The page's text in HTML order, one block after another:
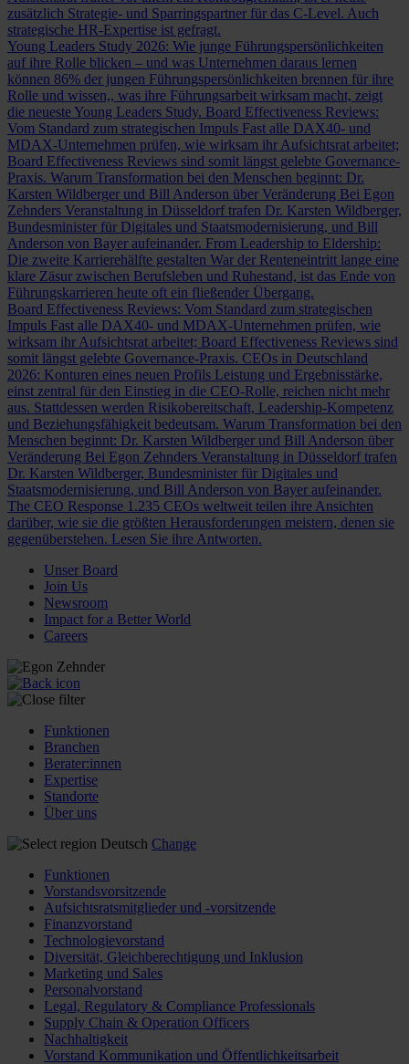
zusätzlich Strategie- und Sparringspartner für das C-Level. Auch
strategische HR-Expertise ist gefragt.
Young Leaders Study 2026: Wie junge Führungspersönlichkeiten
auf ihre Rolle blicken – und was Unternehmen daraus lernen
können 86% der jungen Führungspersönlichkeiten brennen für ihre
Rolle und wissen,, was ihre Führungsarbeit wirksam macht, zeigt
die neueste Young Leaders Study. Board Effectiveness Reviews:
Vom Standard zum strategischen Impuls Fast alle DAX40- und
MDAX-Unternehmen prüfen, wie wirksam ihr Aufsichtsrat arbeitet;
Board Effectiveness Reviews sind somit längst gelebte Governance-
Praxis. Warum Transformation bei den Menschen beginnt: Dr.
Karsten Wildberger und Bill Anderson über Veränderung Bei Egon
Zehnders Veranstaltung in Düsseldorf trafen Dr. Karsten Wildberger,
Bundesminister für Digitales und Staatsmodernisierung, und Bill
Anderson von Bayer aufeinander. From Leadership to Eldership:
Die zweite Karrierehälfte gestalten War der Renteneintritt lange eine
klare Zäsur zwischen Berufsleben und Ruhestand, ist das Ende von
Führungskarrieren heute oft ein fließender Übergang.
Board Effectiveness Reviews: Vom Standard zum strategischen
Impuls Fast alle DAX40- und MDAX-Unternehmen prüfen, wie
wirksam ihr Aufsichtsrat arbeitet; Board Effectiveness Reviews sind
somit längst gelebte Governance-Praxis. CEOs in Deutschland
2026: Konturen eines neuen Profils Leistung und Ergebnisstärke,
einst zentral für den Einstieg in die CEO-Rolle, reichen nicht mehr
aus. Stattdessen werden Risikobereitschaft, Leadership-Kompetenz
und Beziehungsfähigkeit bedeutsam. Warum Transformation bei den
Menschen beginnt: Dr. Karsten Wildberger und Bill Anderson über
Veränderung Bei Egon Zehnders Veranstaltung in Düsseldorf trafen
Dr. Karsten Wildberger, Bundesminister für Digitales und
Staatsmodernisierung, und Bill Anderson von Bayer aufeinander.
The CEO Response 1.235 CEOs weltweit teilen ihre Ansichten
darüber, wie sie die größten Herausforderungen meistern, denen sie
gegenüberstehen. Lesen Sie ihre Antworten.
Unser Board
Join Us
Newsroom
Impact for a Better World
Careers
Funktionen
Branchen
Berater:innen
Expertise
Standorte
Über uns
Deutsch Change
Funktionen
Vorstandsvorsitzende
Aufsichtsratsmitglieder und -vorsitzende
Finanzvorstand
Technologievorstand
Diversität, Gleichberechtigung und Inklusion
Marketing und Sales
Personalvorstand
Legal, Regulatory & Compliance Professionals
Supply Chain & Operation Officers
Nachhaltigkeit
Vorstand Kommunikation und Öffentlichkeitsarbeit